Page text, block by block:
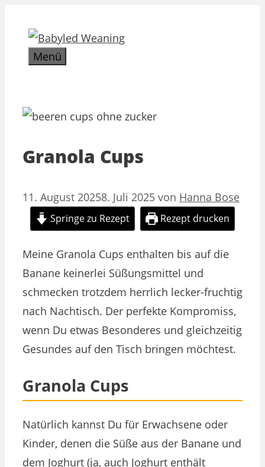
Inhalt
springenMenü
Granola Cups
11. August 20258. Juli 2025 von Hanna Bose
Springe zu Rezept Rezept drucken
Meine Granola Cups enthalten bis auf die
Banane keinerlei Süßungsmittel und
schmecken trotzdem herrlich lecker-fruchtig
nach Nachtisch. Der perfekte Kompromiss,
wenn Du etwas Besonderes und gleichzeitig
Gesundes auf den Tisch bringen möchtest.
Granola Cups
Natürlich kannst Du für Erwachsene oder
Kinder, denen die Süße aus der Banane und
dem Joghurt (ja, auch Joghurt enthält